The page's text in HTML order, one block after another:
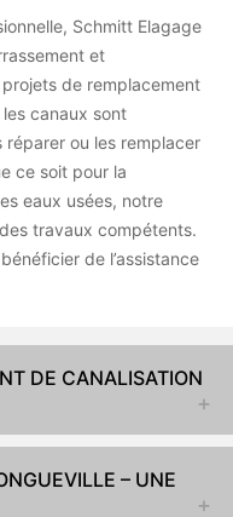
Schmitt Elagage
et
projets de remplacement
canaux sont
ou les remplacer
ce soit pour la
eaux usées, notre
travaux compétents.
de l’assistance
DE CANALISATION
– UNE